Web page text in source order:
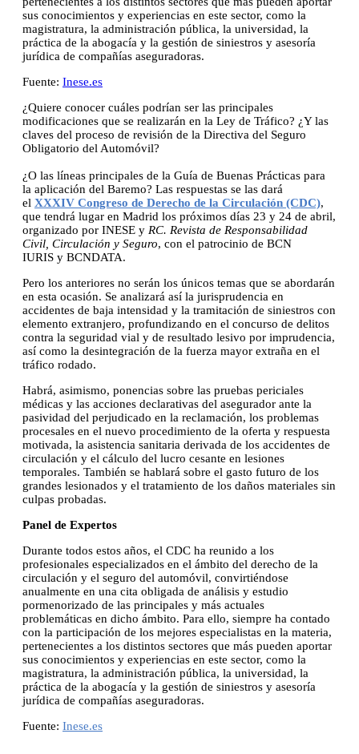
sus conocimientos y experiencias en este sector, como la
magistratura, la administración pública, la universidad, la
práctica de la abogacía y la gestión de siniestros y asesoría
jurídica de compañías aseguradoras.
Fuente: Inese.es
¿Quiere conocer cuáles podrían ser las principales
modificaciones que se realizarán en la Ley de Tráfico? ¿Y las
claves del proceso de revisión de la Directiva del Seguro
Obligatorio del Automóvil?
¿O las líneas principales de la Guía de Buenas Prácticas para
la aplicación del Baremo? Las respuestas se las dará
el XXXIV Congreso de Derecho de la Circulación (CDC),
que tendrá lugar en Madrid los próximos días 23 y 24 de abril,
organizado por INESE y RC. Revista de Responsabilidad
Civil, Circulación y Seguro, con el patrocinio de BCN
IURIS y BCNDATA.
Pero los anteriores no serán los únicos temas que se abordarán
en esta ocasión. Se analizará así la jurisprudencia en
accidentes de baja intensidad y la tramitación de siniestros con
elemento extranjero, profundizando en el concurso de delitos
contra la seguridad vial y de resultado lesivo por imprudencia,
así como la desintegración de la fuerza mayor extraña en el
tráfico rodado.
Habrá, asimismo, ponencias sobre las pruebas periciales
médicas y las acciones declarativas del asegurador ante la
pasividad del perjudicado en la reclamación, los problemas
procesales en el nuevo procedimiento de la oferta y respuesta
motivada, la asistencia sanitaria derivada de los accidentes de
circulación y el cálculo del lucro cesante en lesiones
temporales. También se hablará sobre el gasto futuro de los
grandes lesionados y el tratamiento de los daños materiales sin
culpas probadas.
Panel de Expertos
Durante todos estos años, el CDC ha reunido a los
profesionales especializados en el ámbito del derecho de la
circulación y el seguro del automóvil, convirtiéndose
anualmente en una cita obligada de análisis y estudio
pormenorizado de las principales y más actuales
problemáticas en dicho ámbito. Para ello, siempre ha contado
con la participación de los mejores especialistas en la materia,
pertenecientes a los distintos sectores que más pueden aportar
sus conocimientos y experiencias en este sector, como la
magistratura, la administración pública, la universidad, la
práctica de la abogacía y la gestión de siniestros y asesoría
jurídica de compañías aseguradoras.
Fuente: Inese.es